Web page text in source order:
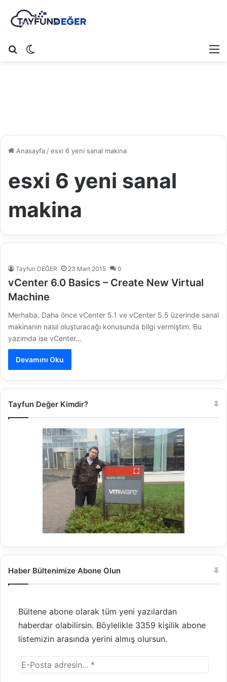
Arama yap ...
Anasayfa/esxi 6 yeni sanal makina
esxi 6 yeni sanal
makina
Tayfun DEĞER 23 Mart 2015 0
vCenter 6.0 Basics – Create New Virtual
Machine
Merhaba, Daha önce vCenter 5.1 ve vCenter 5.5 üzerinde sanal
makinanın nasıl oluşturacağı konusunda bilgi vermiştim. Bu
yazımda ise vCenter…
Devamını Oku
Tayfun Değer Kimdir?
Haber Bültenimize Abone Olun
Bültene abone olarak tüm yeni yazılardan
haberdar olabilirsin. Böylelikle 3359 kişilik abone
listemizin arasında yerini almış olursun.